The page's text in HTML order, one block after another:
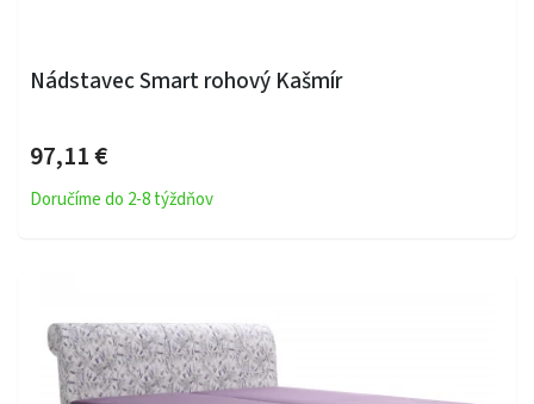
Nádstavec Smart rohový Kašmír
97,11 €
Doručíme do 2-8 týždňov